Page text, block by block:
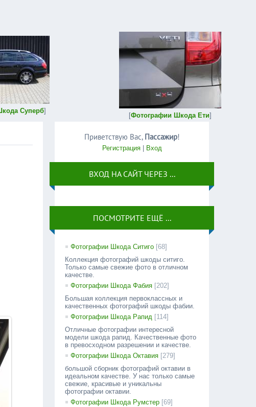
Суперб]
[Фотографии Шкода Ети]
Приветствую Вас, Пассажир!
Регистрация| Вход
ВХОД НА САЙТ ЧЕРЕЗ ...
ПОСМОТРИТЕ ЕЩЁ ...
Фотографии Шкода Ситиго [68]
Коллекция фотографий шкоды ситиго.
Только самые свежие фото в отличном
качестве.
Фотографии Шкода Фабия [202]
Большая коллекция первоклассных и
качественных фотографий шкоды фабии.
Фотографии Шкода Рапид [114]
Отличные фотографии интересной
модели шкода рапид. Качественные фото
в превосходном разрешении и качестве.
Фотографии Шкода Октавия [279]
большой сборник фотографий октавии в
идеальном качестве. У нас только самые
свежие, красивые и уникальны
фотографии октавии.
Фотографии Шкода Румстер [69]